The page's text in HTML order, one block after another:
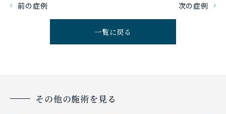
前の症例 次の症例
一覧に戻る
その他の施術を見る